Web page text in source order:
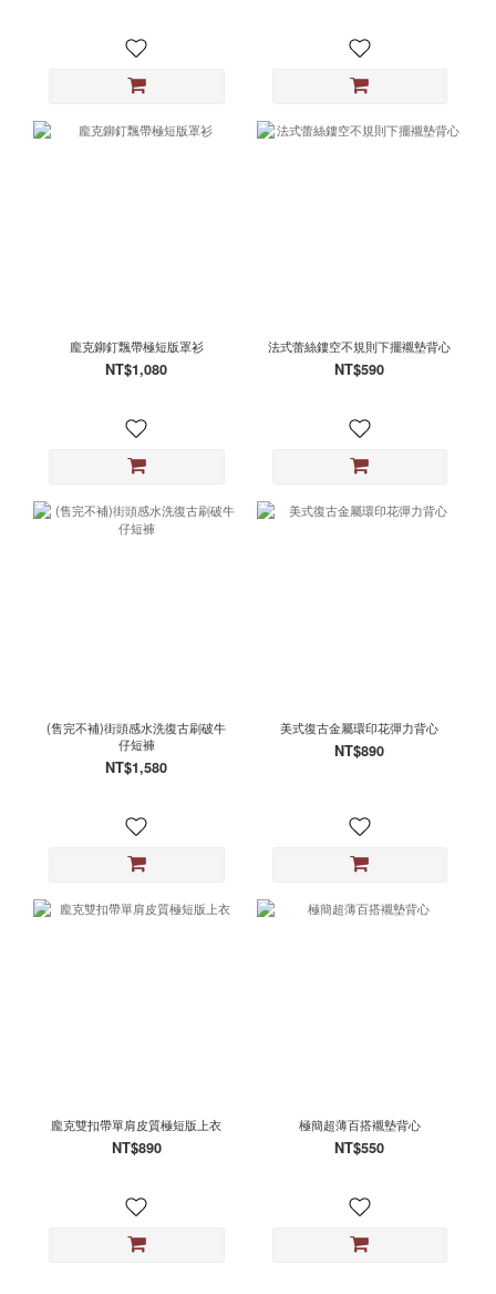
龐克鉚釘飄帶極短版罩衫
NT$1,080
法式蕾絲鏤空不規則下擺襯墊背心
NT$590
(售完不補)街頭感水洗復古刷破牛
仔短褲
NT$1,580
美式復古金屬環印花彈力背心
NT$890
龐克雙扣帶單肩皮質極短版上衣
NT$890
極簡超薄百搭襯墊背心
NT$550